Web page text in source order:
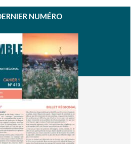
NUMÉRO